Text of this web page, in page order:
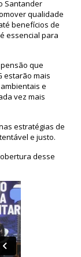
Santander
qualidade
benefícios de
essencial para
que
estarão mais
e
vez mais
estratégias de
e justo.
desse